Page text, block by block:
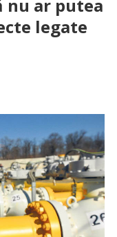
nu ar putea
legate